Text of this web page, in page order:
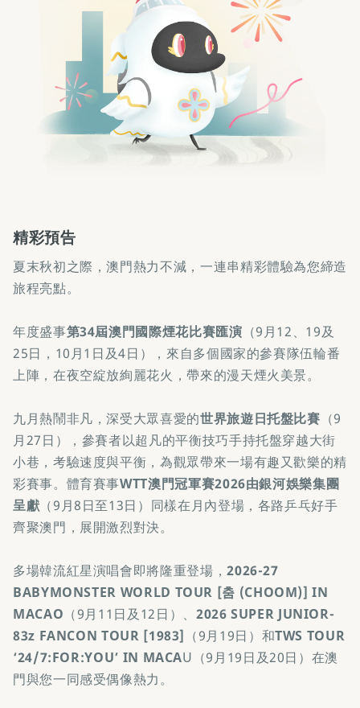
精彩預告
夏末秋初之際，澳門熱力不減，一連串精彩體驗為您締造
旅程亮點。
年度盛事第34屆澳門國際煙花比賽匯演 （9月12、19及
25日，10月1日及4日），來自多個國家的參賽隊伍輪番
上陣，在夜空綻放絢麗花火，帶來的漫天煙火美景。
九月熱鬧非凡，深受大眾喜愛的世界旅遊日托盤比賽 （9
月27日），參賽者以超凡的平衡技巧手持托盤穿越大街
小巷，考驗速度與平衡，為觀眾帶來一場有趣又歡樂的精
彩賽事。體育賽事WTT澳門冠軍賽2026由銀河娛樂集團
呈獻 （9月8日至13日）同樣在月內登場，各路乒乓好手
齊聚澳門，展開激烈對決。
多場韓流紅星演唱會即將隆重登場，2026-27
BABYMONSTER WORLD TOUR [춤 (CHOOM)] IN
MACAO （9月11日及12日）、 2026 SUPER JUNIOR-
83z FANCON TOUR [1983] （9月19日）和TWS TOUR
‘24/7:FOR:YOU’ IN MACAU（9月19日及20日）在澳
門與您一同感受偶像熱力。